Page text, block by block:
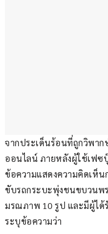
จากประเด็นร้อนที่ถูกวิพา
ออนไลน์ ภายหลังผู้ใช้เฟซ
ข้อความแสดงความคิดเห็
ขับรถกระบะพุ่งชนขบวนพ
มรณภาพ 10 รูป และมีผู้ได้
ระบุข้อความว่า